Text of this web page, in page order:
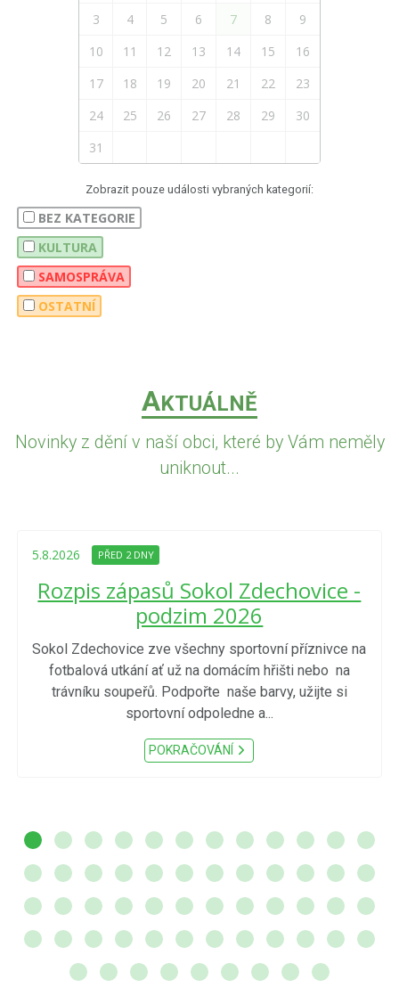
3
4 5 6 7 8
9
10
11 12 13 14 15
16
17
18 19 20 21 22
23
24
25 26 27 28 29
30
31
Zobrazit pouze události vybraných kategorií:
BEZ KATEGORIE
KULTURA
SAMOSPRÁVA
OSTATNÍ
AKTUÁLNĚ
Novinky z dění v naší obci, které by Vám neměly
uniknout...
5.8.2026 PŘED 2 DNY
Rozpis zápasů Sokol Zdechovice -
podzim 2026
Sokol Zdechovice zve všechny sportovní příznivce na
fotbalová utkání ať už na domácím hřišti nebo na
trávníku soupeřů. Podpořte naše barvy, užijte si
sportovní odpoledne a...
POKRAČOVÁNÍ